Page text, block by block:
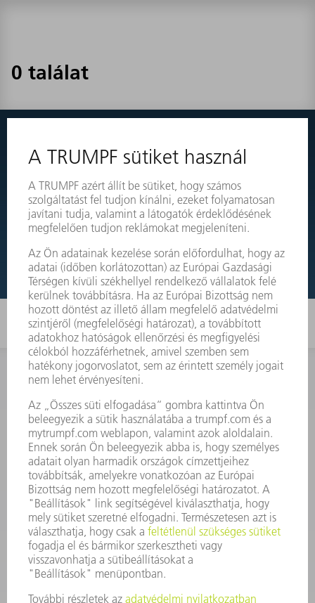
0 találat
Semmit nem talált?
Egyszerűen váltson át gépei robbantott nézetére, és rendelje
meg közvetlenül a szükséges alkatrészt.
ROBBANTOTT ÁBRA
KAPCSOLAT
Szerszám
3628576045
08.00 - 16.30
szerszam@hu.trumpf.com
KAPCSOLAT
Alkatrész
3628576035
08.00 - 16.30
alkatresz@hu.trumpf.com